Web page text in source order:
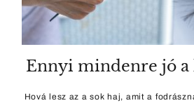
Ennyi mindenre jó a
Hová lesz az a sok haj, amit a